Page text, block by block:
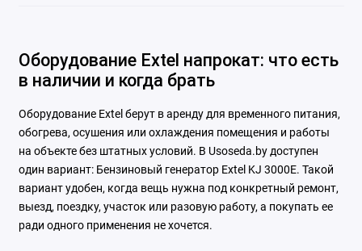
Оборудование Extel напрокат: что есть
в наличии и когда брать
Оборудование Extel берут в аренду для временного питания,
обогрева, осушения или охлаждения помещения и работы
на объекте без штатных условий. В Usoseda.by доступен
один вариант: Бензиновый генератор Extel KJ 3000E. Такой
вариант удобен, когда вещь нужна под конкретный ремонт,
выезд, поездку, участок или разовую работу, а покупать ее
ради одного применения не хочется.